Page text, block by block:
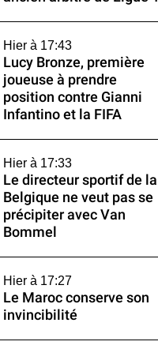
Hier à 17:43
Lucy Bronze, première
joueuse à prendre
position contre Gianni
Infantino et la FIFA
Hier à 17:33
Le directeur sportif de la
Belgique ne veut pas se
précipiter avec Van
Bommel
Hier à 17:27
Le Maroc conserve son
invincibilité